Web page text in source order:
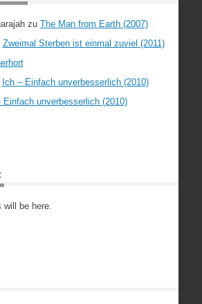
zu The Man from Earth (2007)
Zweimal Sterben ist einmal zuviel (2011)
Ich – Einfach unverbesserlich (2010)
Einfach unverbesserlich (2010)
will be here.